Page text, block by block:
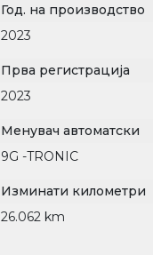
Год. на производство
2023
Прва регистрација
2023
Менувач автоматски
9G -TRONIC
Изминати километри
26.062 km